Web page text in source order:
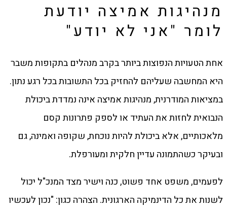
מנהיגות אמיצה יודעת
לומר "אני לא יודע"
אחת הטעויות הנפוצות ביותר בקרב מנהלים בתקופות משבר
היא המחשבה שעליהם להחזיק בכל התשובות בכל רגע נתון.
במציאות המודרנית, מנהיגות אמיצה אינה נמדדת ביכולת
הנבואית לחזות את העתיד או לספק פתרונות קסם
מלאכותיים, אלא ביכולת להיות נוכחת, שקופה ואמינה, גם
ובעיקר כשהתמונה עדיין חלקית ומעורפלת.
לפעמים, משפט אחד פשוט, כנה וישיר מצד המנכ"ל יכול
לשנות את כל הדינמיקה הארגונית. הצהרה כגון: "נכון לעכשיו